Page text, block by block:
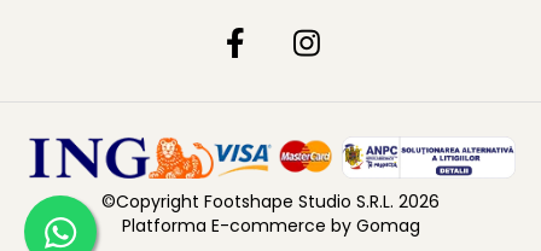
©Copyright Footshape Studio S.R.L. 2026
Platforma E-commerce by Gomag